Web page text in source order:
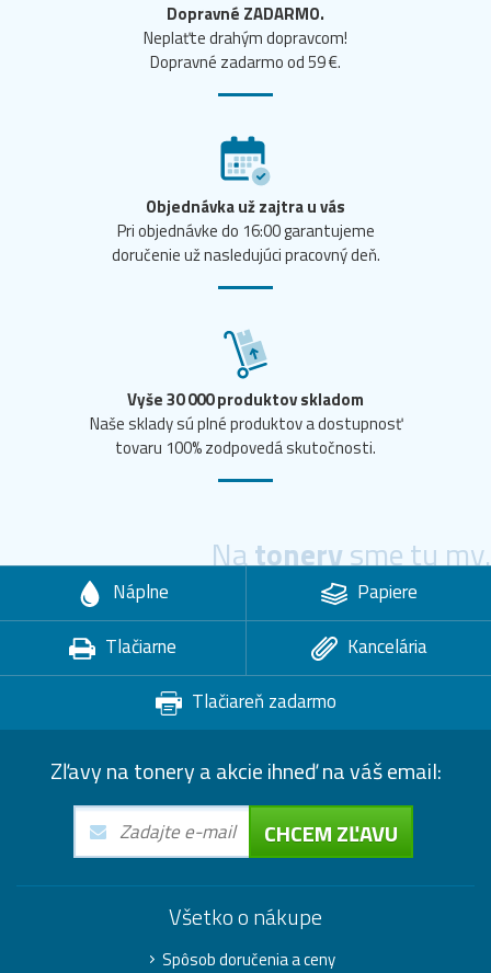
Dopravné ZADARMO.
Neplaťte drahým dopravcom!
Dopravné zadarmo od 59 €.
Objednávka už zajtra u vás
Pri objednávke do 16:00 garantujeme
doručenie už nasledujúci pracovný deň.
Vyše 30 000 produktov skladom
Naše sklady sú plné produktov a dostupnosť
tovaru 100% zodpovedá skutočnosti.
Natonerysme tu my.
Náplne
Papiere
Tlačiarne
Kancelária
Tlačiareň zadarmo
Zľavy na tonery a akcie ihneď na váš email:
CHCEM ZĽAVU
Všetko o nákupe
Spôsob doručenia a ceny